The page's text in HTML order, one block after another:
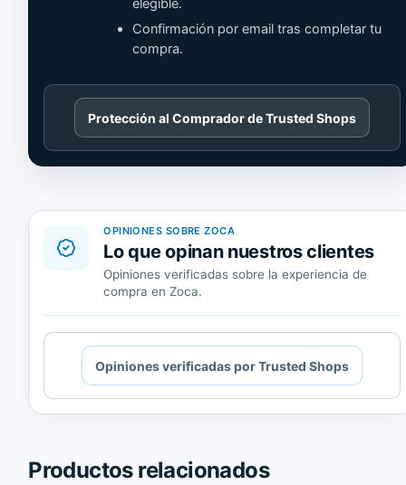
elegible.
Confirmación por email tras completar tu
compra.
Cargando
contenido
de
Protección al Comprador de Trusted Shops
OPINIONES SOBRE ZOCA
Lo que opinan nuestros clientes
Opiniones verificadas sobre la experiencia de
compra en Zoca.
Cargando
contenido
de
Opiniones verificadas por Trusted Shops
Productos relacionados